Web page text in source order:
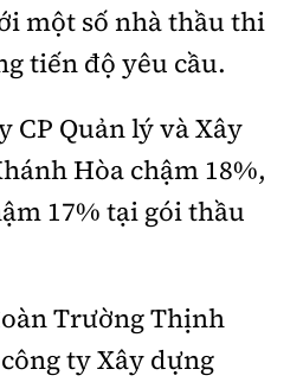
một số nhà thầu thi
tiến độ yêu cầu.
CP Quản lý và Xây
Hòa chậm 18%,
17% tại gói thầu
Trường Thịnh
ty Xây dựng